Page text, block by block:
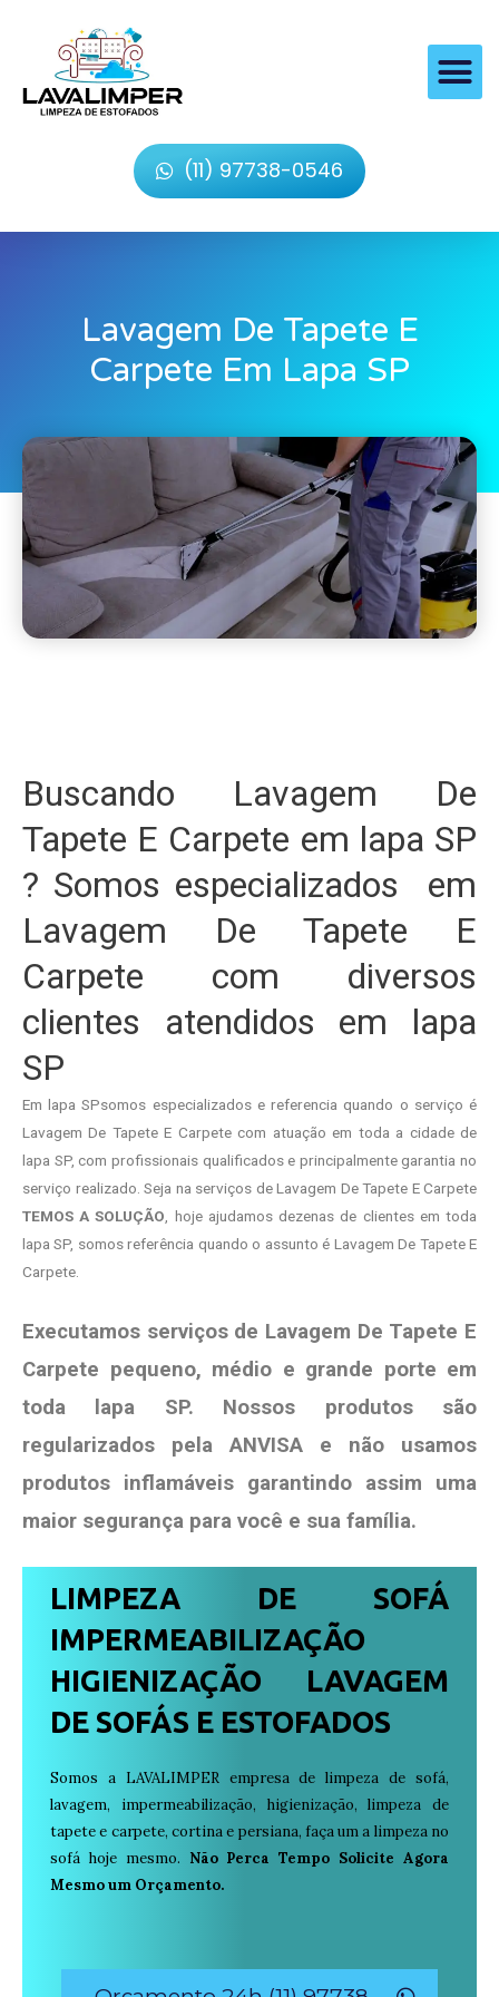
(11) 97738-0546
Lavagem De Tapete E
Carpete Em Lapa SP
Buscando Lavagem De
Tapete E Carpete em lapa SP
? Somos especializados em
Lavagem De Tapete E
Carpete com diversos
clientes atendidos em lapa
SP
Em lapa SPsomos especializados e referencia quando o serviço é
Lavagem De Tapete E Carpete com atuação em toda a cidade de
lapa SP, com profissionais qualificados e principalmente garantia no
serviço realizado. Seja na serviços de Lavagem De Tapete E Carpete
TEMOS A SOLUÇÃO , hoje ajudamos dezenas de clientes em toda
lapa SP, somos referência quando o assunto é Lavagem De Tapete E
Carpete.
Executamos serviços de Lavagem De Tapete E
Carpete pequeno, médio e grande porte em
toda lapa SP. Nossos produtos são
regularizados pela ANVISA e não usamos
produtos inflamáveis garantindo assim uma
maior segurança para você e sua família.
LIMPEZA DE SOFÁ
IMPERMEABILIZAÇÃO
HIGIENIZAÇÃO LAVAGEM
DE SOFÁS E ESTOFADOS
Somos a LAVALIMPER empresa de limpeza de sofá,
lavagem, impermeabilização, higienização, limpeza de
tapete e carpete, cortina e persiana, faça um a limpeza no
sofá hoje mesmo. Não Perca Tempo Solicite Agora
Mesmo um Orçamento.